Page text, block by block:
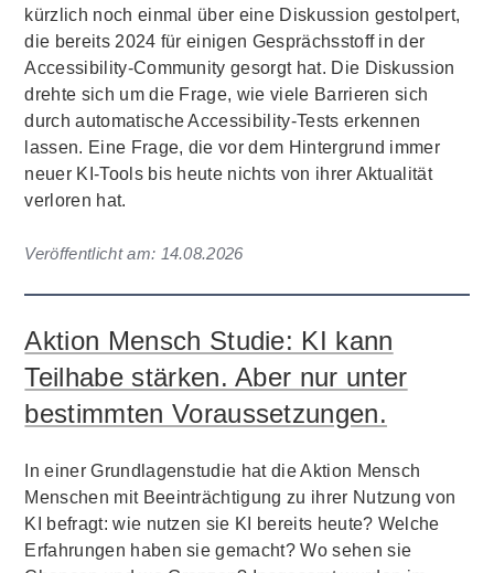
kürzlich noch einmal über eine Diskussion gestolpert,
die bereits 2024 für einigen Gesprächsstoff in der
Accessibility-Community gesorgt hat. Die Diskussion
drehte sich um die Frage, wie viele Barrieren sich
durch automatische Accessibility-Tests erkennen
lassen. Eine Frage, die vor dem Hintergrund immer
neuer KI-Tools bis heute nichts von ihrer Aktualität
verloren hat.
Veröffentlicht am: 14.08.2026
Aktion Mensch Studie: KI kann
Teilhabe stärken. Aber nur unter
bestimmten Voraussetzungen.
In einer Grundlagenstudie hat die Aktion Mensch
Menschen mit Beeinträchtigung zu ihrer Nutzung von
KI befragt: wie nutzen sie KI bereits heute? Welche
Erfahrungen haben sie gemacht? Wo sehen sie